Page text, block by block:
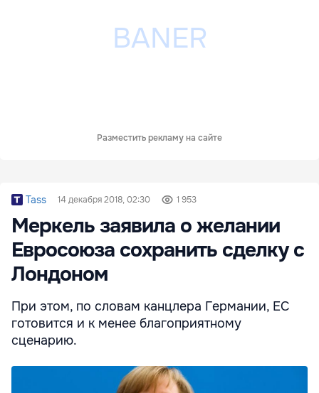
Разместить рекламу на сайте
Tass 14 декабря 2018, 02:30 1 953
Меркель заявила о желании
Евросоюза сохранить сделку с
Лондоном
При этом, по словам канцлера Германии, ЕС
готовится и к менее благоприятному
сценарию.